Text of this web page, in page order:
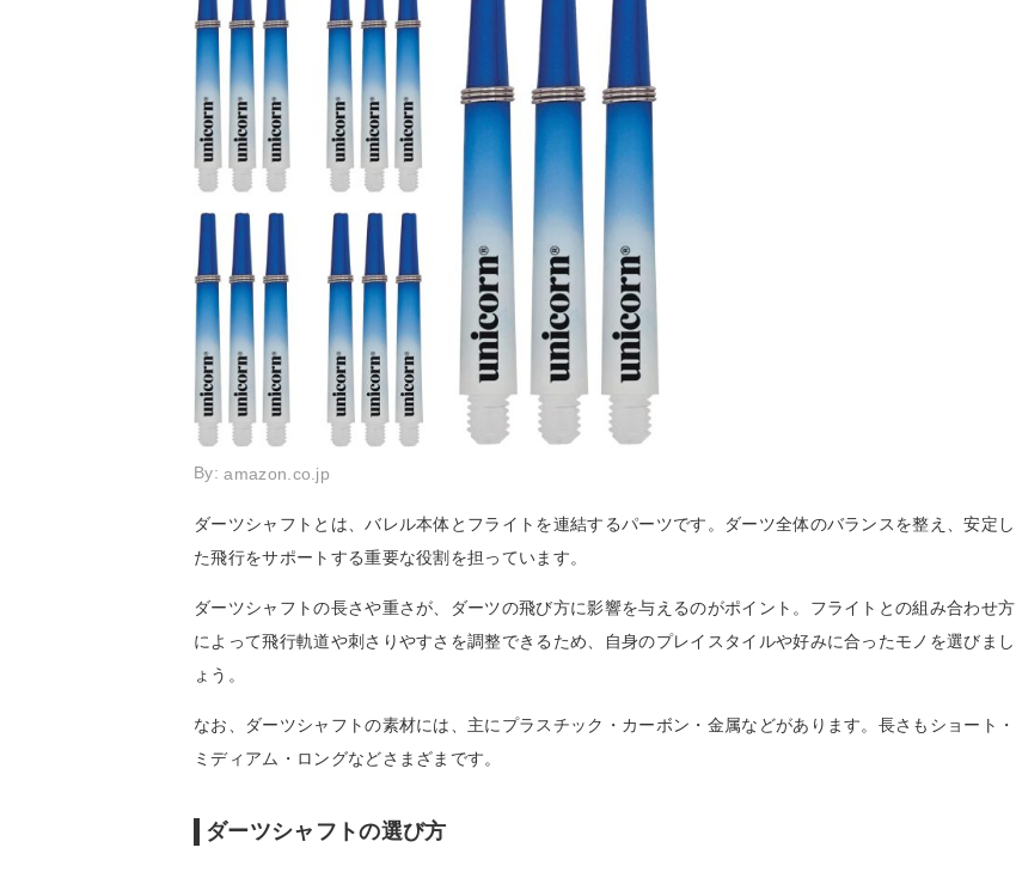
By:amazon.co.jp
ダーツシャフトとは、バレル本体とフライトを連結するパーツです。ダーツ全体のバランスを整え、安定し
た飛行をサポートする重要な役割を担っています。
ダーツシャフトの長さや重さが、ダーツの飛び方に影響を与えるのがポイント。フライトとの組み合わせ方
によって飛行軌道や刺さりやすさを調整できるため、自身のプレイスタイルや好みに合ったモノを選びまし
ょう。
なお、ダーツシャフトの素材には、主にプラスチック・カーボン・金属などがあります。長さもショート・
ミディアム・ロングなどさまざまです。
ダーツシャフトの選び方